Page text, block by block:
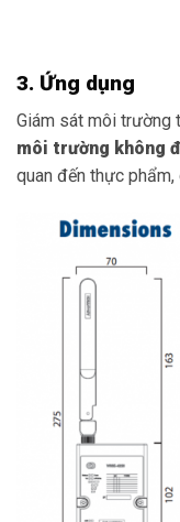
3. Ứng dụng
Giám sát môi trường
môi trường không
quan đến thực